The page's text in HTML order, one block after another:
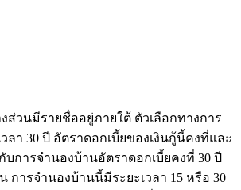
ส่วนมีรายชื่ออยู่ภายใต้ ตัวเลือกทางการ
า 30 ปี อัตราดอกเบี้ยของเงินกู้นี้คงที่และ
การจำนองบ้านอัตราดอกเบี้ยคงที่ 30 ปี
ารจำนองบ้านนี้มีระยะเวลา 15 หรือ 30